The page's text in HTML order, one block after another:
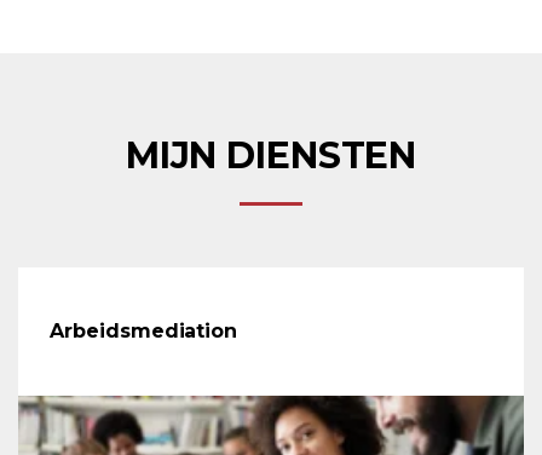
MIJN DIENSTEN
Arbeidsmediation